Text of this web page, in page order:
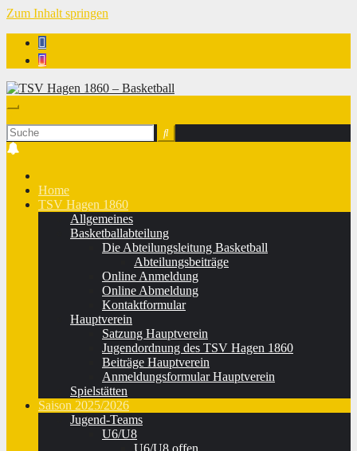
Zum Inhalt springen
Home
TSV Hagen 1860
Allgemeines
Basketballabteilung
Die Abteilungsleitung Basketball
Abteilungsbeiträge
Online Anmeldung
Online Abmeldung
Kontaktformular
Hauptverein
Satzung Hauptverein
Jugendordnung des TSV Hagen 1860
Beiträge Hauptverein
Anmeldungsformular Hauptverein
Spielstätten
Saison 2025/2026
Jugend-Teams
U6/U8
U6/U8 offen